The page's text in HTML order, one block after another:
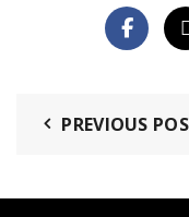
PREVIOUS